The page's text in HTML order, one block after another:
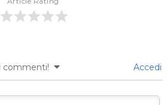
commenti! Accedi